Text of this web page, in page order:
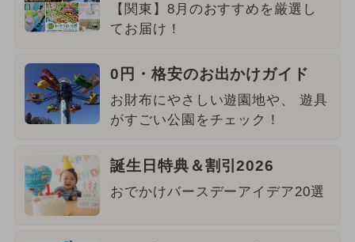
【関東】8月のおすすめを厳選し
てお届け！
0円・格安のお出かけガイド
お財布にやさしい遊園地や、 遊具
がすごい公園をチェック！
誕生日特典＆割引2026
おでかけバースデーアイデア20選